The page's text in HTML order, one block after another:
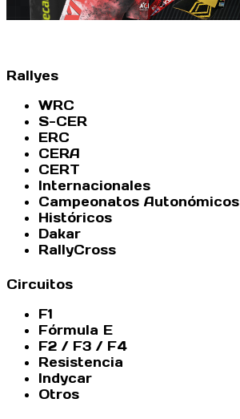
Rallyes
WRC
S-CER
ERC
CERA
CERT
Internacionales
Campeonatos Autonómicos
Históricos
Dakar
RallyCross
Circuitos
F1
Fórmula E
F2 / F3 / F4
Resistencia
Indycar
Otros